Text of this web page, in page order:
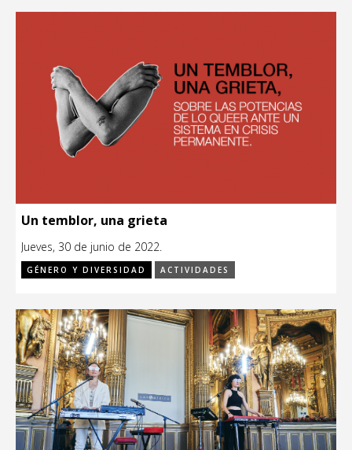
Un temblor, una grieta
Jueves, 30 de junio de 2022.
GÉNERO Y DIVERSIDAD ACTIVIDADES